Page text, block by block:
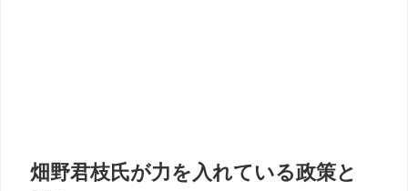
畑野君枝氏が力を入れている政策と